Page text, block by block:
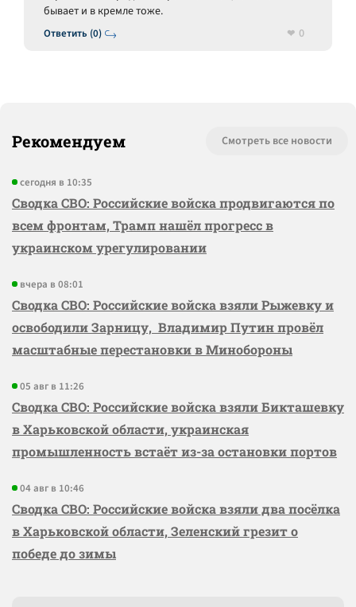
Ответить (0)
бывает и в кремле тоже.
0
Рекомендуем Смотреть все новости
сегодня в 10:35
Сводка СВО: Российские войска продвигаются по
всем фронтам, Трамп нашёл прогресс в
украинском урегулировании
вчера в 08:01
Сводка СВО: Российские войска взяли Рыжевку и
освободили Зарницу, Владимир Путин провёл
масштабные перестановки в Минобороны
05 авг в 11:26
Сводка СВО: Российские войска взяли Бикташевку
в Харьковской области, украинская
промышленность встаёт из-за остановки портов
04 авг в 10:46
Сводка СВО: Российские войска взяли два посёлка
в Харьковской области, Зеленский грезит о
победе до зимы